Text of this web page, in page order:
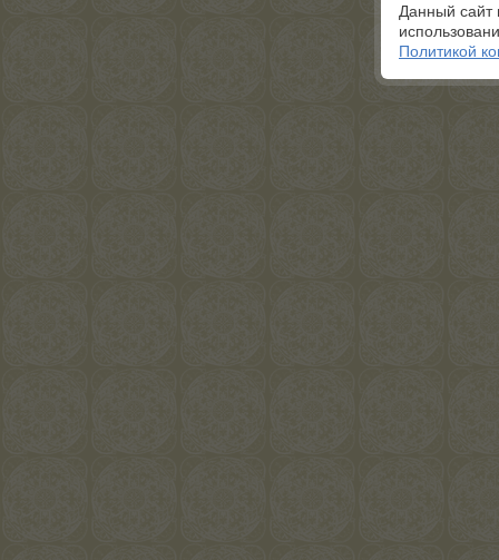
Данный сайт
Политикой